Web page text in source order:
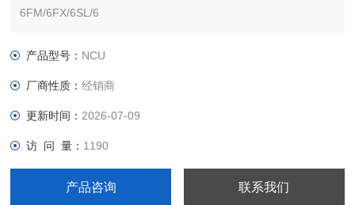
6FM/6FX/6SL/6
SP 变频器V系列 MM系列 6SE70停产工程型变频器
产品型号： NCU
厂商性质：经销商
更新时间： 2026-07-09
访 问 量： 1190
产品咨询 联系我们